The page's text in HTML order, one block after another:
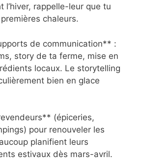
l’hiver, rappelle-leur que tu
chaleurs.
de communication** :
story de ta ferme, mise en
locaux. Le storytelling
bien en glace
(épiceries,
pour renouveler les
planifient leurs
estivaux dès mars-avril.